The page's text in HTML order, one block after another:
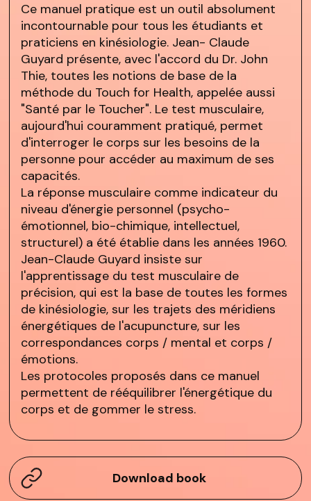
Ce manuel pratique est un outil absolument
incontournable pour tous les étudiants et
praticiens en kinésiologie. Jean- Claude
Guyard présente, avec l'accord du Dr. John
Thie, toutes les notions de base de la
méthode du Touch for Health, appelée aussi
"Santé par le Toucher". Le test musculaire,
aujourd'hui couramment pratiqué, permet
d'interroger le corps sur les besoins de la
personne pour accéder au maximum de ses
capacités.
La réponse musculaire comme indicateur du
niveau d'énergie personnel (psycho-
émotionnel, bio-chimique, intellectuel,
structurel) a été établie dans les années 1960.
Jean-Claude Guyard insiste sur
l'apprentissage du test musculaire de
précision, qui est la base de toutes les formes
de kinésiologie, sur les trajets des méridiens
énergétiques de l'acupuncture, sur les
correspondances corps / mental et corps /
émotions.
Les protocoles proposés dans ce manuel
permettent de rééquilibrer l'énergétique du
corps et de gommer le stress.
Download book